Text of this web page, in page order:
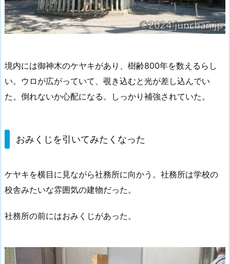
境内には御神木のケヤキがあり、樹齢800年を数えるらし
い。ウロが広がっていて、覗き込むと光が差し込んでい
た。倒れないか心配になる。しっかり補強されていた。
おみくじを引いてみたくなった
ケヤキを横目に見ながら社務所に向かう。社務所は学校の
校舎みたいな雰囲気の建物だった。
社務所の前にはおみくじがあった。